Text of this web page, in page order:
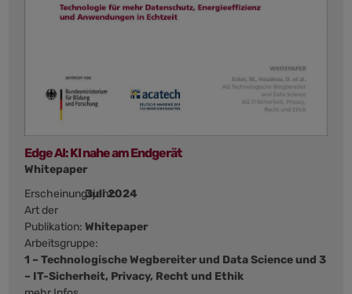
Edge AI: KI nahe am Endgerät
Whitepaper
Erscheinungsjahr:
Juli 2024
Art der
Publikation: Whitepaper
Arbeitsgruppe:
1 – Technologische Wegbereiter und Data Science und 3
– IT-Sicherheit, Privacy, Recht und Ethik